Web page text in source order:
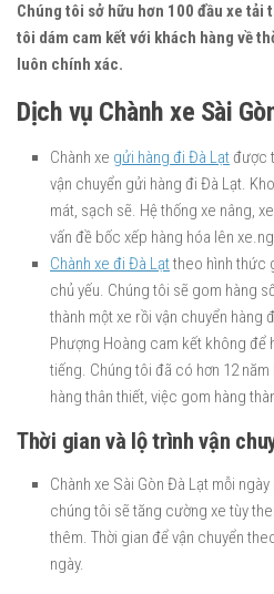
Chúng tôi sở hữu hơn 100 đầu xe tải
tôi dám cam kết với khách hàng về
luôn chính xác.
Dịch vụ Chành xe Sài
Chành xe gửi hàng đi Đà Lạtđược
vận chuyển gửi hàng đi Đà Lạt.
mát, sạch sẽ. Hệ thống xe nâng,
vấn đề bốc xếp hàng hóa lên
Chành xe đi Đà Lạttheo hình thức
chủ yếu. Chúng tôi sẽ gom hàng
thành một xe rồi vận chuyển hàng
Phượng Hoàng cam kết không để
tiếng. Chúng tôi đã có hơn 12
hàng thân thiết, việc gom hàng
Thời gian và lộ trình vận
Chành xe Sài Gòn Đà Lạt mỗi
chúng tôi sẽ tăng cường xe tùy
thêm. Thời gian để vận chuyển
ngày.